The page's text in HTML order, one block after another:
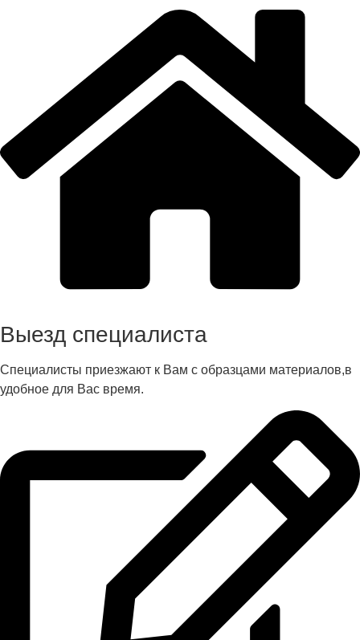
Выезд специалиста
Специалисты приезжают к Вам с образцами материалов,в
удобное для Вас время.